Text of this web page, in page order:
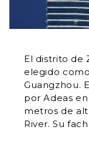
El distrito de
elegido
Guangzhou.
por Adeas
metros de
River. Su